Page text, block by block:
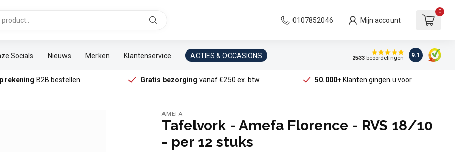
0107852046 Mijn account
0
Socials Nieuws Merken Klantenservice ACTIES & OCCASIONS 2533beoordelingen 9.1
rekening B2B bestellen Gratis bezorging vanaf €250 ex. btw 50.000+Klanten gingen u voor
AMEFA
Tafelvork - Amefa Florence - RVS 18/10
- per 12 stuks